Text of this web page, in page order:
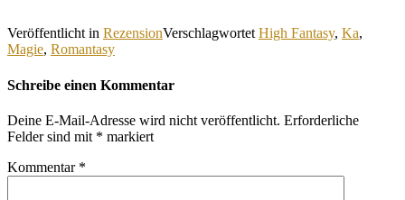
Veröffentlicht in RezensionVerschlagwortet High Fantasy, Ka,
Magie, Romantasy
Schreibe einen Kommentar
Deine E-Mail-Adresse wird nicht veröffentlicht. Erforderliche
Felder sind mit * markiert
Kommentar *